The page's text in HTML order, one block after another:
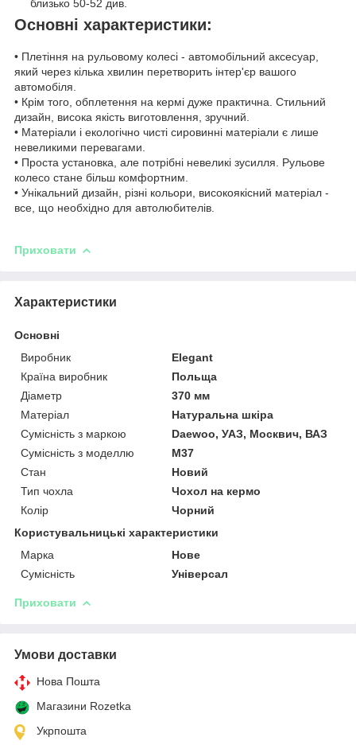
близько 50-52 див.
Основні характеристики:
• Плетіння на рульовому колесі - автомобільний аксесуар,
який через кілька хвилин перетворить інтер'єр вашого
автомобіля.
• Крім того, обплетення на кермі дуже практична. Стильний
дизайн, висока якість виготовлення, зручний.
• Матеріали і екологічно чисті сировинні матеріали є лише
невеликими перевагами.
• Проста установка, але потрібні невеликі зусилля. Рульове
колесо стане більш комфортним.
• Унікальний дизайн, різні кольори, високоякісний матеріал -
все, що необхідно для автолюбителів.
Приховати
Характеристики
Основні
Виробник
Elegant
Країна виробник
Польща
Діаметр
370 мм
Матеріал
Натуральна шкіра
Сумісність з маркою
Daewoo, УАЗ, Москвич, ВАЗ
Сумісність з моделлю
M37
Стан
Новий
Тип чохла
Чохол на кермо
Колір
Чорний
Користувальницькі характеристики
Марка
Нове
Сумісність
Універсал
Приховати
Умови доставки
Нова Пошта
Магазини Rozetka
Укрпошта